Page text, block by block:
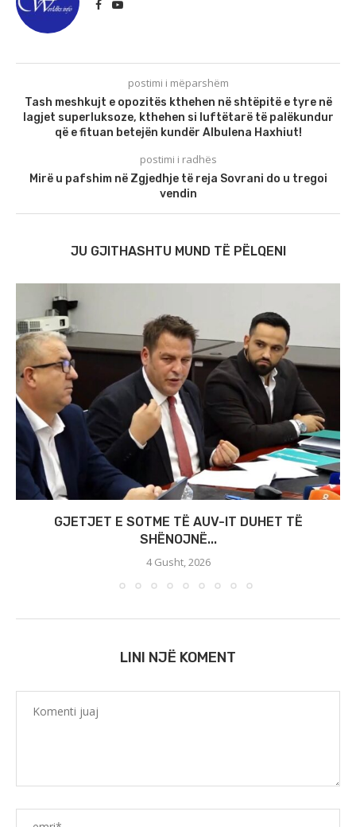
postimi i mëparshëm
Tash meshkujt e opozitës kthehen në shtëpitë e tyre në
lagjet superluksoze, kthehen si luftëtarë të palëkundur
që e fituan betejën kundër Albulena Haxhiut!
postimi i radhës
Mirë u pafshim në Zgjedhje të reja Sovrani do u tregoi
vendin
JU GJITHASHTU MUND TË PËLQENI
GJETJET E SOTME TË AUV-IT DUHET TË
SHËNOJNË...
4 Gusht, 2026
LINI NJË KOMENT